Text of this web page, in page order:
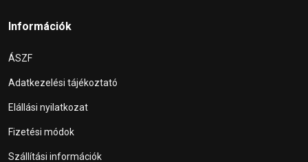
Információk
ÁSZF
Adatkezelési tájékoztató
Elállási nyilatkozat
Fizetési módok
Szállítási információk